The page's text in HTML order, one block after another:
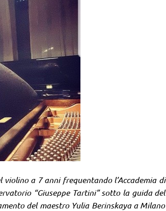
a 7 anni frequentando l’Accademia di
“Giuseppe Tartini” sotto la guida del
del maestro Yulia Berinskaya a Milano